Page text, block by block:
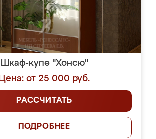
Шкаф-купе "Хонсю"
Цена: от 25 000 руб.
РАССЧИТАТЬ
ПОДРОБНЕЕ